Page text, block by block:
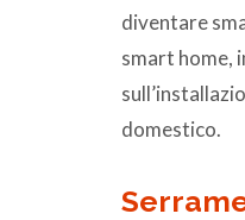
diventare
smart home,
domestico.